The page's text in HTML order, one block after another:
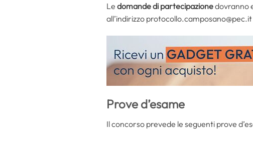
Le domande di partecipazionedovranno
all’indirizzo
Prove d’esame
Il concorso prevede le seguenti prove